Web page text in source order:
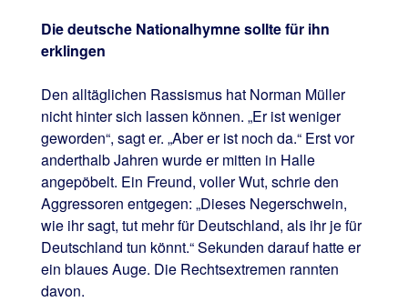
Die deutsche Nationalhymne sollte für ihn
erklingen
Den alltäglichen Rassismus hat Norman Müller
nicht hinter sich lassen können. „Er ist weniger
geworden“, sagt er. „Aber er ist noch da.“ Erst vor
anderthalb Jahren wurde er mitten in Halle
angepöbelt. Ein Freund, voller Wut, schrie den
Aggressoren entgegen: „Dieses Negerschwein,
wie ihr sagt, tut mehr für Deutschland, als ihr je für
Deutschland tun könnt.“ Sekunden darauf hatte er
ein blaues Auge. Die Rechtsextremen rannten
davon.